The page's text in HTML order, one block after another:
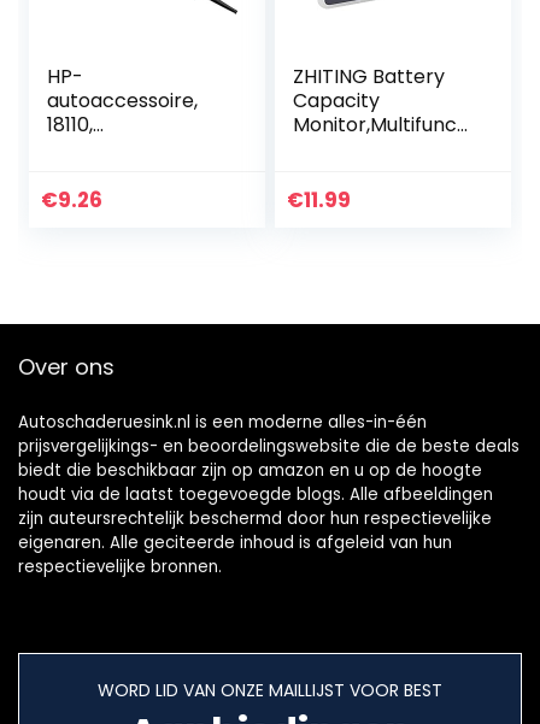
HP-
autoaccessoire,
18110,
€9.26
ZHITING Battery
Capacity
Monitor,Multifuncti
Capaciteit Meter
€11.99
Over ons
Autoschaderuesink.nl is een moderne alles-in-één
prijsvergelijkings- en beoordelingswebsite die de beste deals
biedt die beschikbaar zijn op amazon en u op de hoogte
houdt via de laatst toegevoegde blogs. Alle afbeeldingen
zijn auteursrechtelijk beschermd door hun respectievelijke
eigenaren. Alle geciteerde inhoud is afgeleid van hun
respectievelijke bronnen.
WORD LID VAN ONZE MAILLIJST VOOR BEST